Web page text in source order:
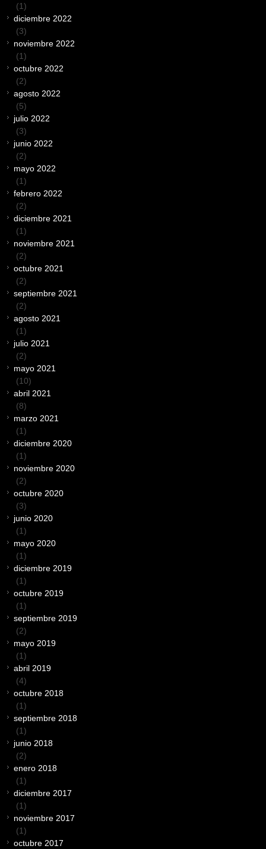
(1)
diciembre 2022
(3)
noviembre 2022
(1)
octubre 2022
(2)
agosto 2022
(5)
julio 2022
(3)
junio 2022
(2)
mayo 2022
(1)
febrero 2022
(2)
diciembre 2021
(1)
noviembre 2021
(2)
octubre 2021
(2)
septiembre 2021
(2)
agosto 2021
(1)
julio 2021
(2)
mayo 2021
(10)
abril 2021
(8)
marzo 2021
(1)
diciembre 2020
(1)
noviembre 2020
(2)
octubre 2020
(3)
junio 2020
(1)
mayo 2020
(1)
diciembre 2019
(1)
octubre 2019
(1)
septiembre 2019
(2)
mayo 2019
(1)
abril 2019
(4)
octubre 2018
(1)
septiembre 2018
(1)
junio 2018
(2)
enero 2018
(1)
diciembre 2017
(1)
noviembre 2017
(1)
octubre 2017